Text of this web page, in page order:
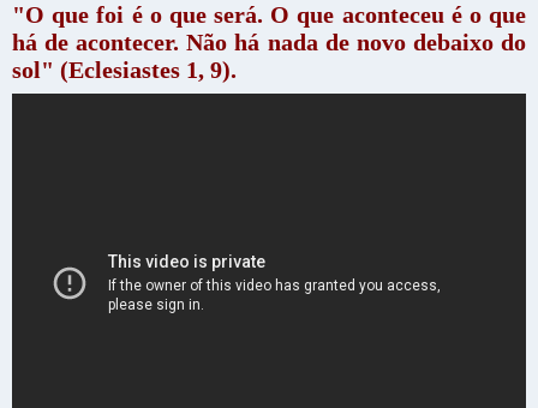
"O que foi é o que será. O que aconteceu é o que
há de acontecer. Não há nada de novo debaixo do
sol" (Eclesiastes 1, 9).